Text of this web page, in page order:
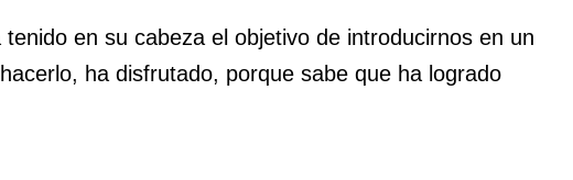
en su cabeza el objetivo de introducirnos en un
ha disfrutado, porque sabe que ha logrado